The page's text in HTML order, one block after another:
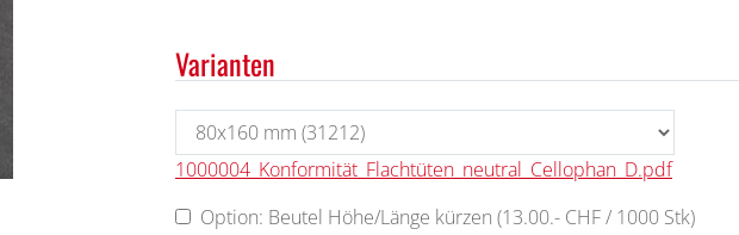
Varianten
1000004_Konformität_Flachtüten_neutral_Cellophan_D.pdf
Option: Beutel Höhe/Länge kürzen (13.00.- CHF / 1000 Stk)